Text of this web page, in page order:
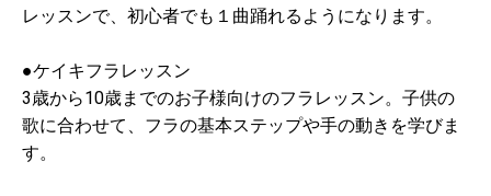
レッスンで、初心者でも１曲踊れるようになります。
●ケイキフラレッスン
3歳から10歳までのお子様向けのフラレッスン。子供の
歌に合わせて、フラの基本ステップや手の動きを学びま
す。